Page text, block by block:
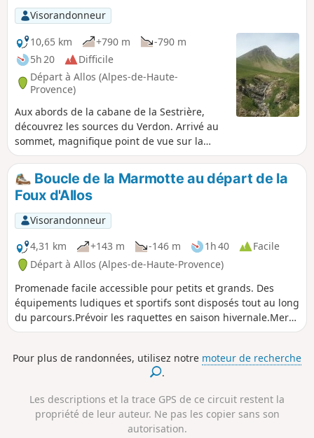
Visorandonneur
10,65 km
+790 m
-790 m
5h 20
Difficile
Départ à Allos (Alpes-de-Haute-
Provence)
Aux abords de la cabane de la Sestrière,
découvrez les sources du Verdon. Arrivé au
sommet, magnifique point de vue sur la
Grande Séolane, les vallées de la Blanche du
Laverq, d'Allos et de l'Ubaye.
Boucle de la Marmotte au départ de la
Foux d'Allos
Visorandonneur
4,31 km
+143 m -146 m 1h 40
Facile
Départ à Allos (Alpes-de-Haute-Provence)
Promenade facile accessible pour petits et grands. Des
équipements ludiques et sportifs sont disposés tout au long
du parcours.Prévoir les raquettes en saison hivernale.Merci
de respecter la règlementation de l'espace protégé du Val
Pour plus de randonnées, utilisez notre moteur de recherche
.
Les descriptions et la trace GPS de ce circuit restent la
propriété de leur auteur. Ne pas les copier sans son
autorisation.